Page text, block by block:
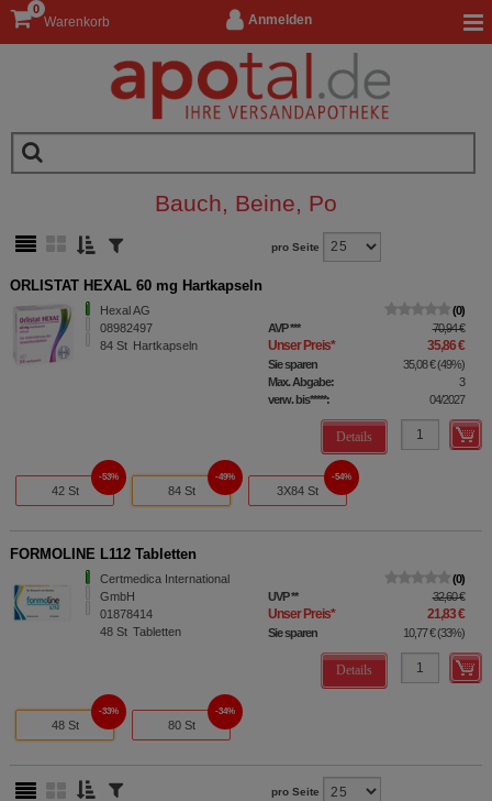
Anmelden
Warenkorb
0
Bauch, Beine, Po
pro Seite
ORLISTAT HEXAL 60 mg Hartkapseln
Hexal AG
08982497
84 St Hartkapseln
0
AVP*** 70,94 €
Unser Preis* 35,86 €
Sie sparen 35,08 €(49%)
Max. Abgabe:
3
verw. bis*****:
04/2027
Details
42 St
53%
84 St
49%
3X84 St
54%
FORMOLINE L112 Tabletten
Certmedica International
GmbH
01878414
48 St Tabletten
0
UVP** 32,60 €
Unser Preis* 21,83 €
Sie sparen 10,77 €(33%)
Details
48 St
33%
80 St
34%
pro Seite